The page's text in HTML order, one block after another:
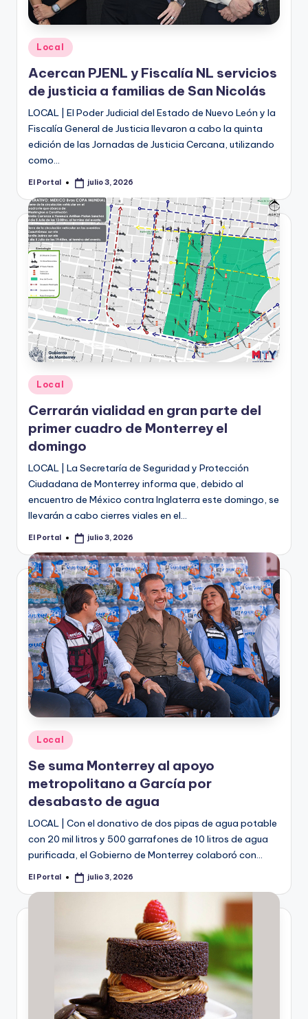
Publicado
en
Local
Acercan PJENL y Fiscalía NL servicios
de justicia a familias de San Nicolás
LOCAL | El Poder Judicial del Estado de Nuevo León y la
Fiscalía General de Justicia llevaron a cabo la quinta
edición de las Jornadas de Justicia Cercana, utilizando
como…
Publicado
El Portal julio 3, 2026
Publicado
en
Local
Cerrarán vialidad en gran parte del
primer cuadro de Monterrey el
domingo
LOCAL | La Secretaría de Seguridad y Protección
Ciudadana de Monterrey informa que, debido al
encuentro de México contra Inglaterra este domingo, se
llevarán a cabo cierres viales en el…
Publicado
El Portal julio 3, 2026
Publicado
en
Local
Se suma Monterrey al apoyo
metropolitano a García por
desabasto de agua
LOCAL | Con el donativo de dos pipas de agua potable
con 20 mil litros y 500 garrafones de 10 litros de agua
purificada, el Gobierno de Monterrey colaboró con…
Publicado
El Portal julio 3, 2026